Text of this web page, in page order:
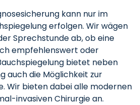
kann nur im
erfolgen. Wir wägen
Sprechstunde ab, ob eine
empfehlenswert oder
bietet neben
auch die Möglichkeit zur
Wir bieten dabei alle modernen
invasiven Chirurgie an.